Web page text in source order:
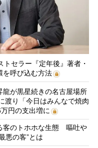
トセラー『定年後』著者・
を呼び込む方法
龍が黒星続きの名古屋場所
渡り「今日はみんなで焼肉
円の支出増に
客のトホホな生態 嘔吐や
悪の客”とは